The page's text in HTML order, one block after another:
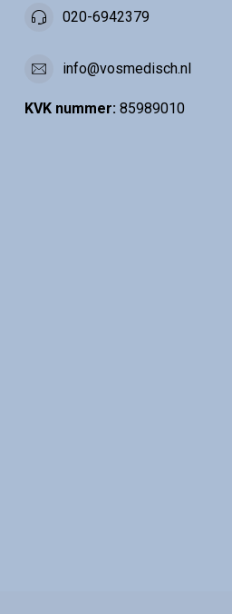
020-6942379
info@vosmedisch.nl
KVK nummer: 85989010